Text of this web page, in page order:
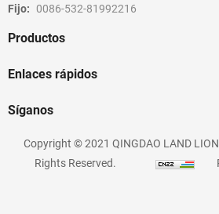
Fijo: 0086-532-81992216
Productos
Enlaces rápidos
Síganos
Copyright © 2021 QINGDAO LAND LION
Rights Reserved.